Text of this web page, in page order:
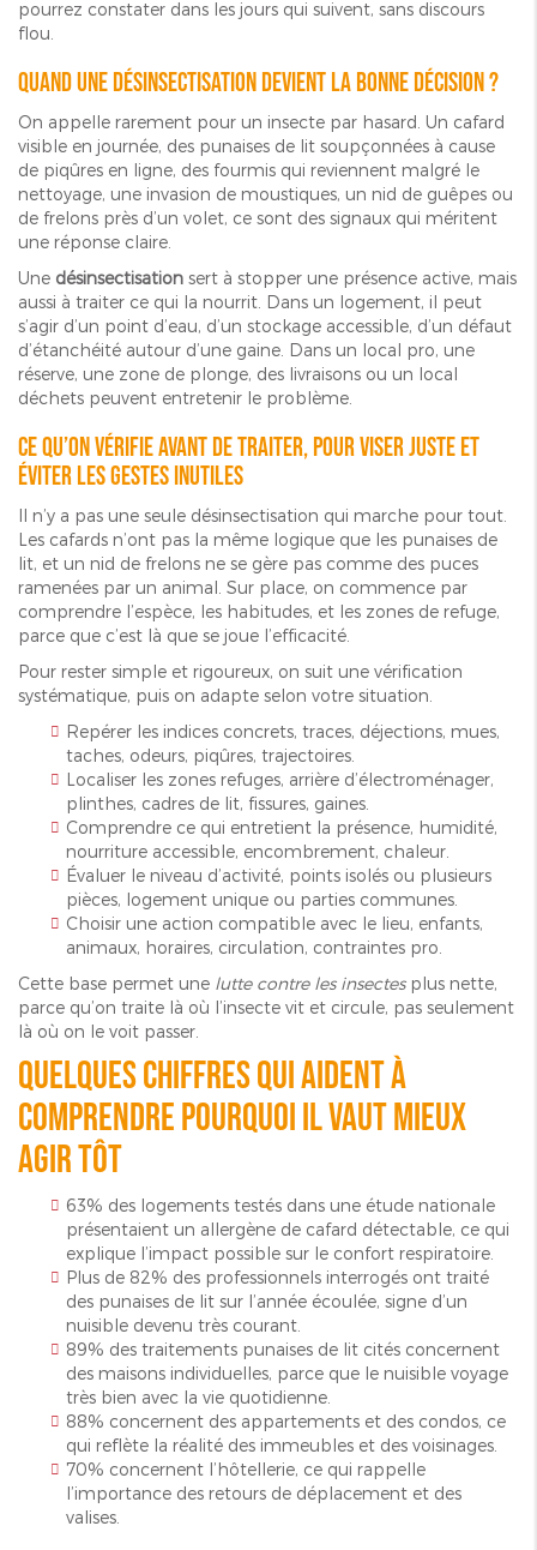
pourrez constater dans les jours qui suivent, sans discours
flou.
Quand une désinsectisation devient la bonne décision ?
On appelle rarement pour un insecte par hasard. Un cafard
visible en journée, des punaises de lit soupçonnées à cause
de piqûres en ligne, des fourmis qui reviennent malgré le
nettoyage, une invasion de moustiques, un nid de guêpes ou
de frelons près d’un volet, ce sont des signaux qui méritent
une réponse claire.
Une désinsectisation sert à stopper une présence active, mais
aussi à traiter ce qui la nourrit. Dans un logement, il peut
s’agir d’un point d’eau, d’un stockage accessible, d’un défaut
d’étanchéité autour d’une gaine. Dans un local pro, une
réserve, une zone de plonge, des livraisons ou un local
déchets peuvent entretenir le problème.
Ce qu’on vérifie avant de traiter, pour viser juste et
éviter les gestes inutiles
Il n’y a pas une seule désinsectisation qui marche pour tout.
Les cafards n’ont pas la même logique que les punaises de
lit, et un nid de frelons ne se gère pas comme des puces
ramenées par un animal. Sur place, on commence par
comprendre l’espèce, les habitudes, et les zones de refuge,
parce que c’est là que se joue l’efficacité.
Pour rester simple et rigoureux, on suit une vérification
systématique, puis on adapte selon votre situation.
Repérer les indices concrets, traces, déjections, mues,
taches, odeurs, piqûres, trajectoires.
Localiser les zones refuges, arrière d’électroménager,
plinthes, cadres de lit, fissures, gaines.
Comprendre ce qui entretient la présence, humidité,
nourriture accessible, encombrement, chaleur.
Évaluer le niveau d’activité, points isolés ou plusieurs
pièces, logement unique ou parties communes.
Choisir une action compatible avec le lieu, enfants,
animaux, horaires, circulation, contraintes pro.
Cette base permet une lutte contre les insectesplus nette,
parce qu’on traite là où l’insecte vit et circule, pas seulement
là où on le voit passer.
Quelques chiffres qui aident à
comprendre pourquoi il vaut mieux
agir tôt
63% des logements testés dans une étude nationale
présentaient un allergène de cafard détectable, ce qui
explique l’impact possible sur le confort respiratoire.
Plus de 82% des professionnels interrogés ont traité
des punaises de lit sur l’année écoulée, signe d’un
nuisible devenu très courant.
89% des traitements punaises de lit cités concernent
des maisons individuelles, parce que le nuisible voyage
très bien avec la vie quotidienne.
88% concernent des appartements et des condos, ce
qui reflète la réalité des immeubles et des voisinages.
70% concernent l’hôtellerie, ce qui rappelle
l’importance des retours de déplacement et des
valises.